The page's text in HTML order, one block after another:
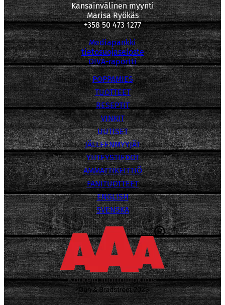
Kansainvälinen myynti
Marisa Ryökäs
+358 50 473 1277
Mediapankki
tietosuojaseloste
OIVA-raportti
POPPAMIES
TUOTTEET
RESEPTIT
VINKIT
UUTISET
JÄLLEENMYYJÄT
YHTEYSTIEDOT
AMMATTIKEITTIÖ
FANITUOTTEET
ENGLISH
SVENSKA